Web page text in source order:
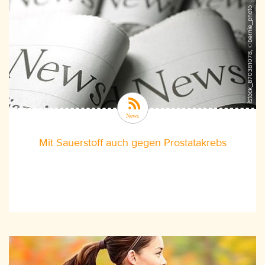
iStock_870381078, ©bernie_photo
Mit Sauerstoff auch gegen Prostatakrebs